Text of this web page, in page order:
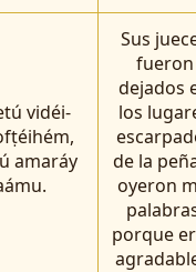
vidéi-
amaráy
Sus
fueron
dejados
los
de la
oyeron
porque